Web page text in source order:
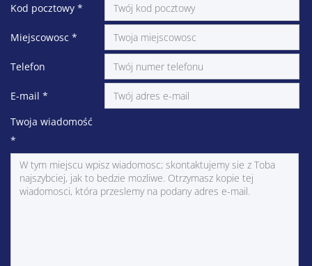
Kod pocztowy *
Miejscowosc *
Telefon
E-mail *
Twoja wiadomość
*